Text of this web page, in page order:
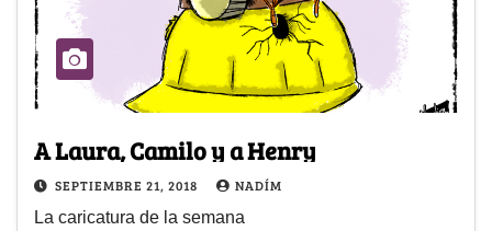
A Laura, Camilo y a Henry
SEPTIEMBRE 21, 2018 NADÍM
La caricatura de la semana